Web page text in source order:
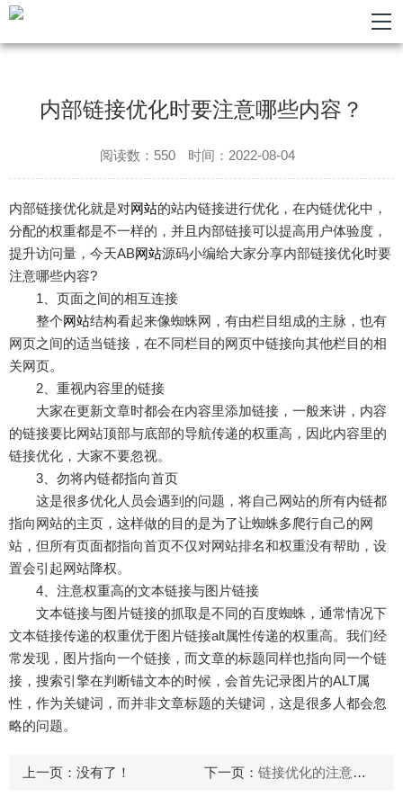
内部链接优化时要注意哪些内容？
阅读数：550 时间：2022-08-04
内部链接优化就是对网站的站内链接进行优化，在内链优化中，
分配的权重都是不一样的，并且内部链接可以提高用户体验度，
提升访问量，今天AB网站源码小编给大家分享内部链接优化时要
注意哪些内容?
1、页面之间的相互连接
整个网站结构看起来像蜘蛛网，有由栏目组成的主脉，也有
网页之间的适当链接，在不同栏目的网页中链接向其他栏目的相
关网页。
2、重视内容里的链接
大家在更新文章时都会在内容里添加链接，一般来讲，内容
的链接要比网站顶部与底部的导航传递的权重高，因此内容里的
链接优化，大家不要忽视。
3、勿将内链都指向首页
这是很多优化人员会遇到的问题，将自己网站的所有内链都
指向网站的主页，这样做的目的是为了让蜘蛛多爬行自己的网
站，但所有页面都指向首页不仅对网站排名和权重没有帮助，设
置会引起网站降权。
4、注意权重高的文本链接与图片链接
文本链接与图片链接的抓取是不同的百度蜘蛛，通常情况下
文本链接传递的权重优于图片链接alt属性传递的权重高。我们经
常发现，图片指向一个链接，而文章的标题同样也指向同一个链
接，搜索引擎在判断锚文本的时候，会首先记录图片的ALT属
性，作为关键词，而并非文章标题的关键词，这是很多人都会忽
略的问题。
上一页： 没有了！ 下一页：链接优化的注意事项